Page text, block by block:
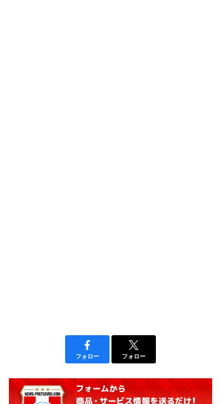
フォロー フォロー